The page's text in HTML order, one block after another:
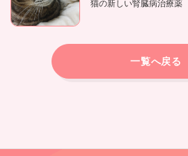
猫の新しい腎臓病治療薬
一覧へ戻る